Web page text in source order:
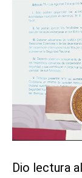
Dio lectura